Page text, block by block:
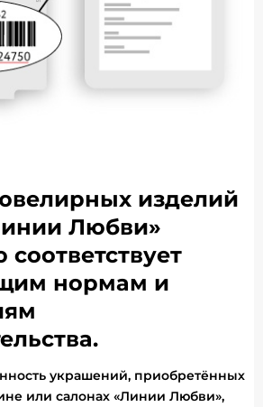
изделий
Любви»
нормам и
украшений, приобретённых
или салонах «Линии Любви»,